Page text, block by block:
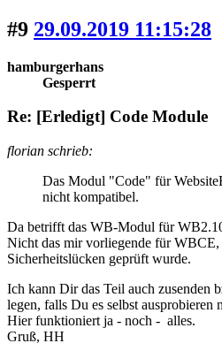
#9 29.09.2019 11:15:28
hamburgerhans
Gesperrt
Re: [Erledigt] Code Module
florian schrieb:
Das Modul "Code" für
nicht kompatibel.
Da betrifft das WB-Modul für
Nicht das mir vorliegende für WBCE,
Sicherheitslücken geprüft wurde.
Ich kann Dir das Teil auch zusenden
legen, falls Du es selbst ausprobieren
Hier funktioniert ja - noch - alles.
Gruß, HH